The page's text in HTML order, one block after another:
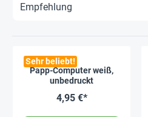
Sehr beliebt!
Papp-Computer weiß,
unbedruckt
4,95 €*